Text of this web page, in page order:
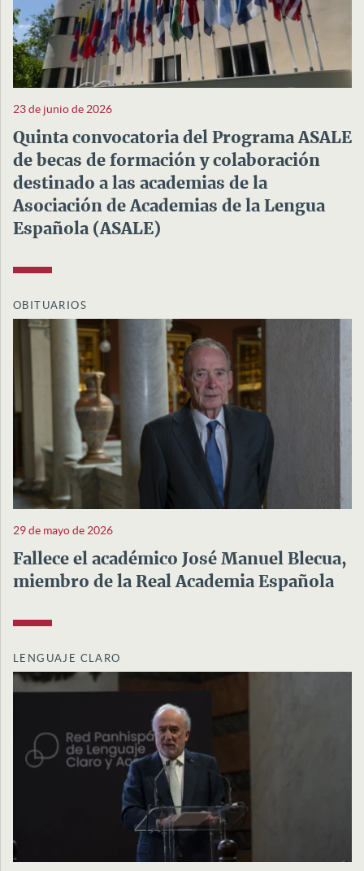
23 de junio de 2026
Quinta convocatoria del Programa ASALE
de becas de formación y colaboración
destinado a las academias de la
Asociación de Academias de la Lengua
Española (ASALE)
OBITUARIOS
29 de mayo de 2026
Fallece el académico José Manuel Blecua,
miembro de la Real Academia Española
LENGUAJE CLARO